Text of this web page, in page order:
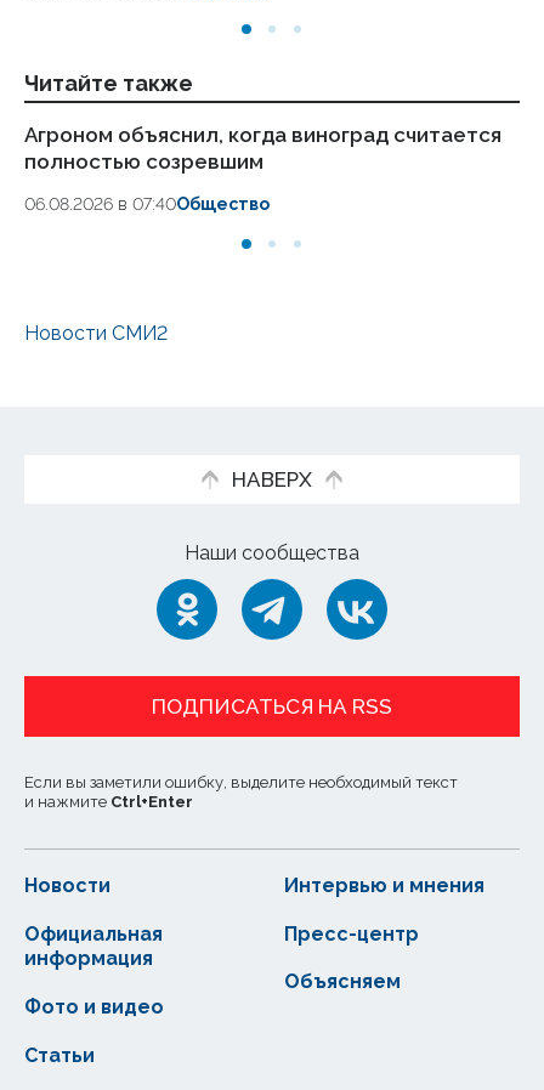
Читайте также
Агроном объяснил, когда виноград считается
полностью созревшим
06.08.2026 в 07:40Общество
Новости СМИ2
НАВЕРХ
Наши сообщества
ПОДПИСАТЬСЯ НА RSS
Если вы заметили ошибку, выделите необходимый текст
и нажмите Ctrl+Enter
Новости
Статьи
Официальная
информация
Интервью и мнения
Фото и видео
Пресс-центр
Объясняем